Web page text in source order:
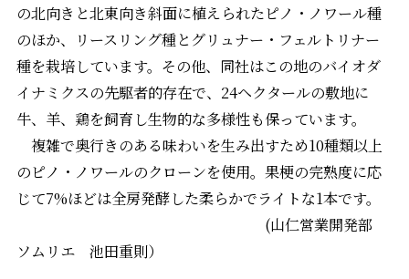
の北向きと北東向き斜面に植えられたピノ・ノワール種
のほか、リースリング種とグリュナー・フェルトリナー
種を栽培しています。その他、同社はこの地のバイオダ
イナミクスの先駆者的存在で、24ヘクタールの敷地に
牛、羊、鶏を飼育し生物的な多様性も保っています。
複雑で奥行きのある味わいを生み出すため10種類以上
のピノ・ノワールのクローンを使用。果梗の完熟度に応
じて7%ほどは全房発酵した柔らかでライトな1本です。
(山仁営業開発部
ソムリエ 池田重則）